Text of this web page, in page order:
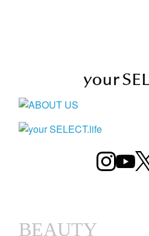
BEAUTY